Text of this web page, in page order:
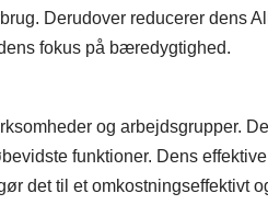
Derudover reducerer dens
fokus på bæredygtighed.
og arbejdsgrupper.
funktioner. Dens effektive
det til et omkostningseffektivt